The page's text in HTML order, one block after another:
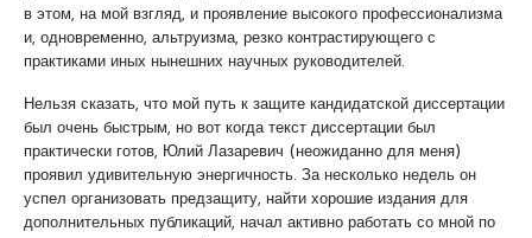
в этом, на мой взгляд, и проявление высокого профессионализма
и, одновременно, альтруизма, резко контрастирующего с
практиками иных нынешних научных руководителей.
Нельзя сказать, что мой путь к защите кандидатской диссертации
был очень быстрым, но вот когда текст диссертации был
практически готов, Юлий Лазаревич (неожиданно для меня)
проявил удивительную энергичность. За несколько недель он
успел организовать предзащиту, найти хорошие издания для
дополнительных публикаций, начал активно работать со мной по